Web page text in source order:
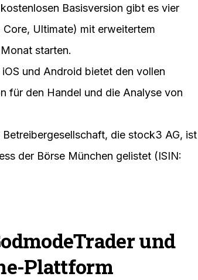
Basisversion gibt es vier
Ultimate) mit erweitertem
starten.
und Android bietet den vollen
für den Handel und die Analyse von
Betreibergesellschaft, die stock3 AG, ist
der Börse München gelistet (ISIN:
und
Plattform